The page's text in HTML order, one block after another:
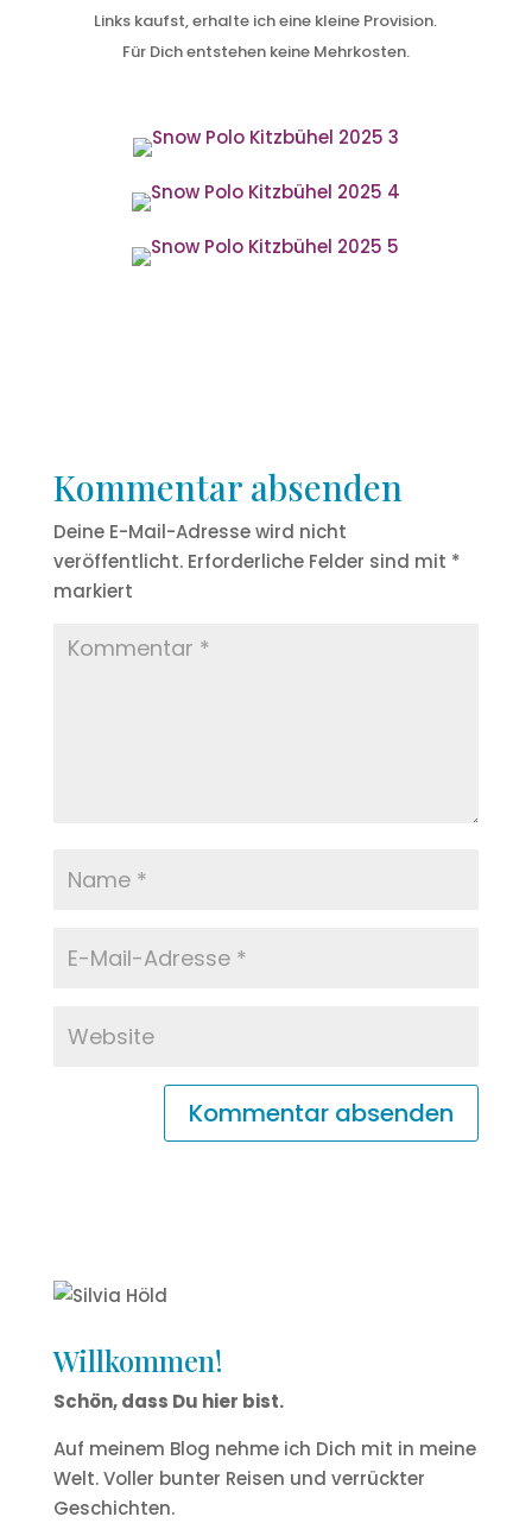
Links kaufst, erhalte ich eine kleine Provision.
Für Dich entstehen keine Mehrkosten.
Kommentar absenden
Deine E-Mail-Adresse wird nicht
veröffentlicht. Erforderliche Felder sind mit *
markiert
Willkommen!
Schön, dass Du hier bist.
Auf meinem Blog nehme ich Dich mit in meine
Welt. Voller bunter Reisen und verrückter
Geschichten.